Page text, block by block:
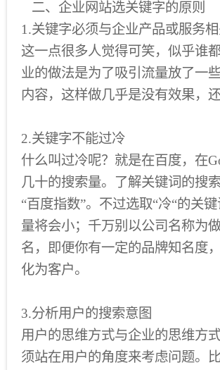
二、企业网站选关键字的原则
1.关键字必须与企业产品或服务
这一点很多人觉得可笑，似乎谁
业的做法是为了吸引流量放了一
内容，这样做几乎是没有效果，
2.关键字不能过冷
什么叫过冷呢？就是在百度，在
几十的搜索量。了解关键词的搜
“百度指数”。不过选取“冷“的关
量将会小；千万别以公司名称为
名，即便你有一定的品牌知名度
化为客户。
3.分析用户的搜索意图
用户的思维方式与企业的思维方
须站在用户的角度来考虑问题。